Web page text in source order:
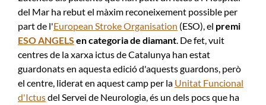
del Mar ha rebut el màxim reconeixement possible per
part de l'European Stroke Organisation (ESO), el premi
ESO ANGELS en categoria de diamant. De fet, vuit
centres de la xarxa ictus de Catalunya han estat
guardonats en aquesta edició d'aquests guardons, però
el centre, liderat en aquest camp per la Unitat Funcional
d'Ictusdel Servei de Neurologia, és un dels pocs que ha